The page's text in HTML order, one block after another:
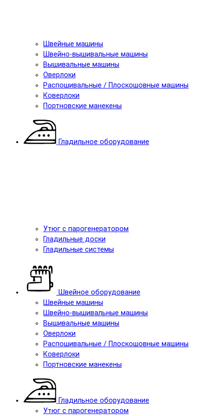
Швейные машины
Швейно-вышивальные машины
Вышивальные машины
Оверлоки
Распошивальные / Плоскошовные машины
Коверлоки
Портновские манекены
Гладильное оборудование
Утюг с парогенератором
Гладильные доски
Гладильные системы
Швейное оборудование
Швейные машины
Швейно-вышивальные машины
Вышивальные машины
Оверлоки
Распошивальные / Плоскошовные машины
Коверлоки
Портновские манекены
Гладильное оборудование
Утюг с парогенератором